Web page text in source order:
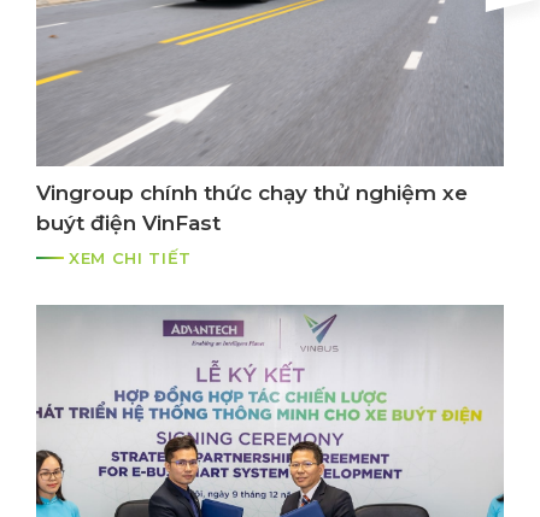
Vingroup chính thức chạy thử nghiệm xe
buýt điện VinFast
XEM CHI TIẾT